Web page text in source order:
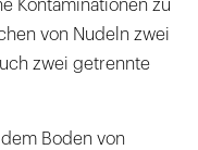
Kontaminationen zu
von Nudeln zwei
zwei getrennte
Boden von